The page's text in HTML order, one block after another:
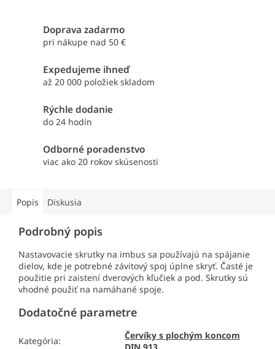
Doprava zadarmo
pri nákupe nad 50 €
Expedujeme ihneď
až 20 000 položiek skladom
Rýchle dodanie
do 24 hodín
Odborné poradenstvo
viac ako 20 rokov skúsenosti
Popis Diskusia
Podrobný popis
Nastavovacie skrutky na imbus sa používajú na spájanie
dielov, kde je potrebné závitový spoj úplne skryť. Časté je
použitie pri zaistení dverových kľučiek a pod. Skrutky sú
vhodné použiť na namáhané spoje.
Dodatočné parametre
Kategória:
Červíky s plochým koncom